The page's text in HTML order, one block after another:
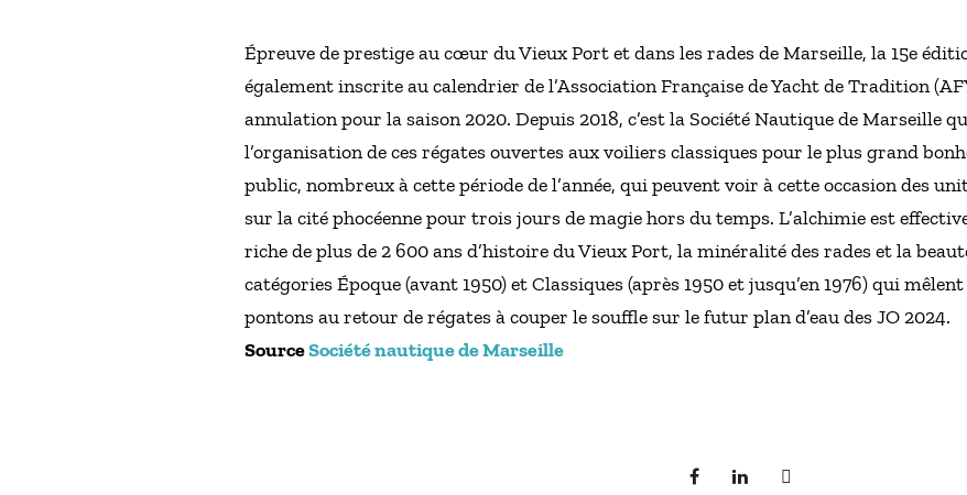
Épreuve de prestige au cœur du Vieux Port et dans les rades de Marseille, la 15e
également inscrite au calendrier de l’Association Française de Yacht de Tradition
annulation pour la saison 2020. Depuis 2018, c’est la Société Nautique de Marseille
l’organisation de ces régates ouvertes aux voiliers classiques pour le plus grand
public, nombreux à cette période de l’année, qui peuvent voir à cette occasion des
sur la cité phocéenne pour trois jours de magie hors du temps. L’alchimie est
riche de plus de 2 600 ans d’histoire du Vieux Port, la minéralité des rades et la
catégories Époque (avant 1950) et Classiques (après 1950 et jusqu’en 1976) qui
pontons au retour de régates à couper le souffle sur le futur plan d’eau des JO 2024.
SourceSociété nautique de Marseille